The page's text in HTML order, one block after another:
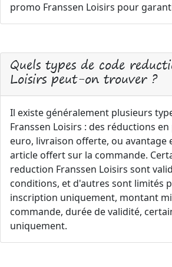
promo Franssen Loisirs pour
Quels types de code
Loisirs peut-on trouver ?
Il existe généralement plusieurs
Franssen Loisirs : des réductions
euro, livraison offerte, ou avantage
article offert sur la commande.
reduction Franssen Loisirs sont
conditions, et d'autres sont limités
inscription uniquement, montant
commande, durée de validité,
uniquement.